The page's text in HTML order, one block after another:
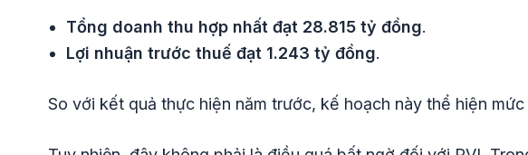
Tổng doanh thu hợp nhất đạt 28.815 tỷ đồng.
Lợi nhuận trước thuế đạt 1.243 tỷ đồng.
So với kết quả thực hiện năm trước, kế hoạch này thể hiện